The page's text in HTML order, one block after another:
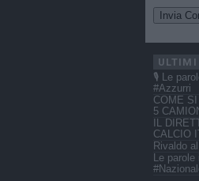
ULTIMI
🎙️ Le
#Azzurri
COME
5
IL
CALCIO
Rivaldo
Le